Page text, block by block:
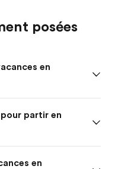
posées
en
partir en
en